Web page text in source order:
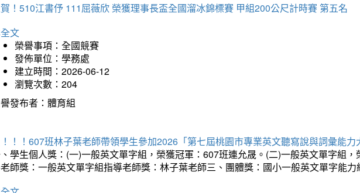
！510江書伃 111屈薇欣 榮獲理事長盃全國溜冰錦標賽 甲組200公尺計時賽 第五名
文
榮譽事項：全國競賽
發佈單位：學務處
建立時間：2026-06-12
瀏覽次數：204
發布者：體育組
！！607班林子葉老師帶領學生參加2026「第七屆桃園市專業英文聽寫說與詞彙能
學生個人獎：(一)一般英文單字組，榮獲冠軍：607班連允晟。(二)一般英文單字組
師獎：一般英文單字組指導老師獎：林子葉老師三、團體獎：國小一般英文單字能力